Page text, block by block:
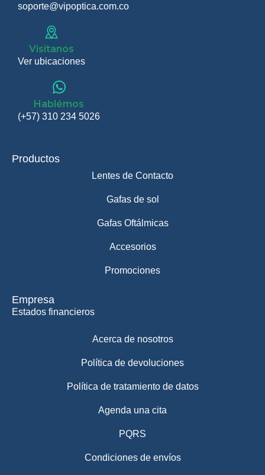
soporte@vipoptica.com.co
Visítanos
Ver ubicaciones
Hablémos
(+57) 310 234 5026
Productos
Lentes de Contacto
Gafas de sol
Gafas Oftálmicas
Accesorios
Promociones
Empresa
Estados financieros
Acerca de nosotros
Política de devoluciones
Política de tratamiento de datos
Agenda una cita
PQRS
Condiciones de envíos